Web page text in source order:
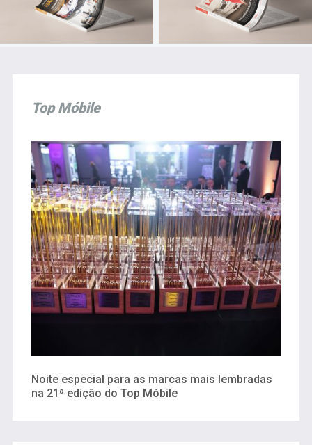
Top Móbile
Noite especial para as marcas mais lembradas
na 21ª edição do Top Móbile